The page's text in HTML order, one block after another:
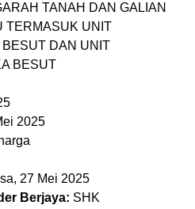
TANAH DAN GALIAN
TERMASUK UNIT
DAN UNIT
BESUT
2025
27 Mei 2025
Berjaya: SHK